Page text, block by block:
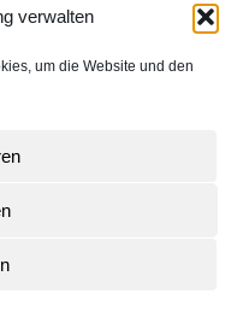
verwalten
um die Website und den